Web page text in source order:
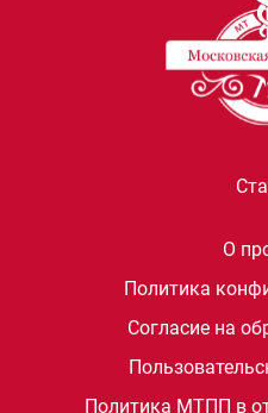
О
Политика
Согласие на
Политика МТПП в